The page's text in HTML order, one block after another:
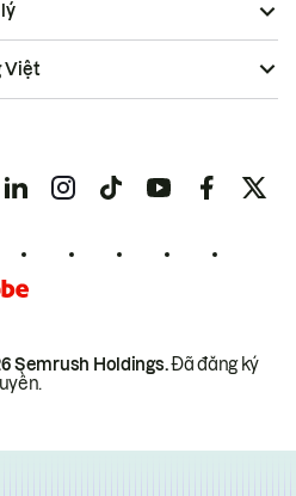
Semrush Holdings.Đã đăng ký
lý
Việt